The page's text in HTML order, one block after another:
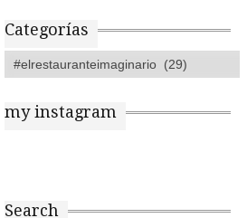
Categorías
my instagram
Search